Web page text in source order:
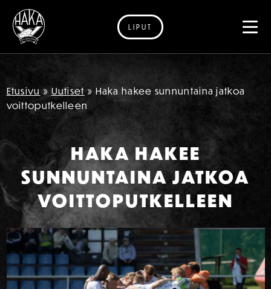
Siirry sisältöön
LIPUT
Etusivu » Uutiset » Haka hakee sunnuntaina jatkoa
voittoputkelleen
HAKA HAKEE
SUNNUNTAINA JATKOA
VOITTOPUTKELLEEN